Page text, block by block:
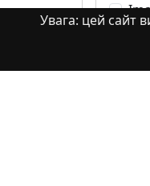
Увага: цей сайт